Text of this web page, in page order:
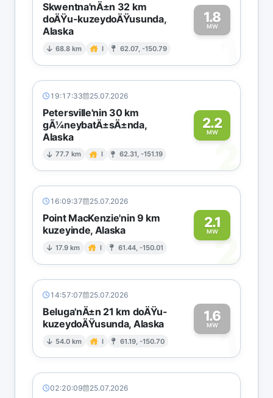
Skwentna'nÄ±n 32 km
doÄŸu-kuzeydoÄŸusunda,
Alaska
68.8 km I 62.07, -150.79
1.8
MW
1
19:17:33 25.07.2026
Petersville'nin 30 km
gÃ¼neybatÄ±sÄ±nda,
Alaska
77.7 km I 62.31, -151.19
2.2
MW
2
16:09:37 25.07.2026
Point MacKenzie'nin 9 km
kuzeyinde, Alaska
17.9 km I 61.44, -150.01
2.1
MW
2
14:57:07 25.07.2026
Beluga'nÄ±n 21 km doÄŸu-
kuzeydoÄŸusunda, Alaska
54.0 km I 61.19, -150.70
1.6
MW1
02:20:09 25.07.2026